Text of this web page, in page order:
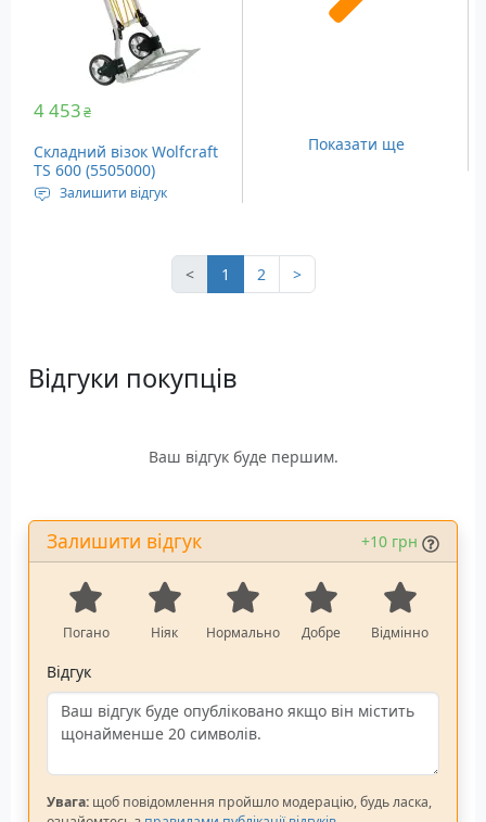
4 453₴
Складний візок Wolfcraft
TS 600 (5505000)
Залишити відгук
Показати ще
< 1 2 >
Відгуки покупців
Ваш відгук буде першим.
+10 грн
Залишити відгук
Відмінно
Добре
Нормально
Ніяк
Погано
Відгук
Увага: щоб повідомлення пройшло модерацію, будь ласка,